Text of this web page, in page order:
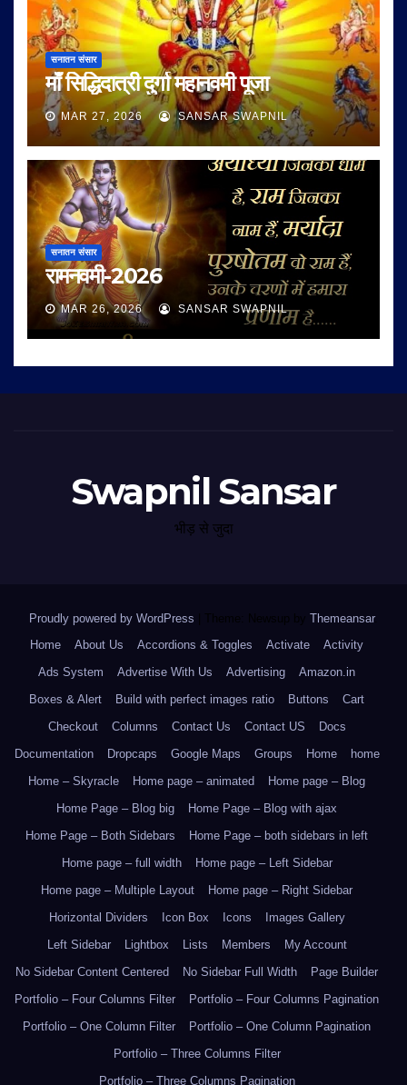
सनातन संसार
माँ सिद्धिदात्री दुर्गा महानवमी पूजा
MAR 27, 2026 SANSAR SWAPNIL
सनातन संसार
रामनवमी-2026
MAR 26, 2026 SANSAR SWAPNIL
Swapnil Sansar
भीड़ से जुदा
Proudly powered by WordPress Theme: Newsup by Themeansar.
Home
About Us Accordions & Toggles Activate
Activity
Ads System
Advertise With Us Advertising
Amazon.in
Boxes & Alert
Build with perfect images ratio Buttons
Cart
Checkout
Columns Contact Us Contact US
Docs
Documentation
Dropcaps Google Maps Groups Home
home
Home – Skyracle
Home page – animated
Home page – Blog
Home Page – Blog big
Home Page – Blog with ajax
Home Page – Both Sidebars
Home Page – both sidebars in left
Home page – full width
Home page – Left Sidebar
Home page – Multiple Layout
Home page – Right Sidebar
Horizontal Dividers
Icon Box Icons
Images Gallery
Left Sidebar
Lightbox Lists Members
My Account
No Sidebar Content Centered
No Sidebar Full Width
Page Builder
Portfolio – Four Columns Filter
Portfolio – Four Columns Pagination
Portfolio – One Column Filter
Portfolio – One Column Pagination
Portfolio – Three Columns Filter
Portfolio – Three Columns Pagination